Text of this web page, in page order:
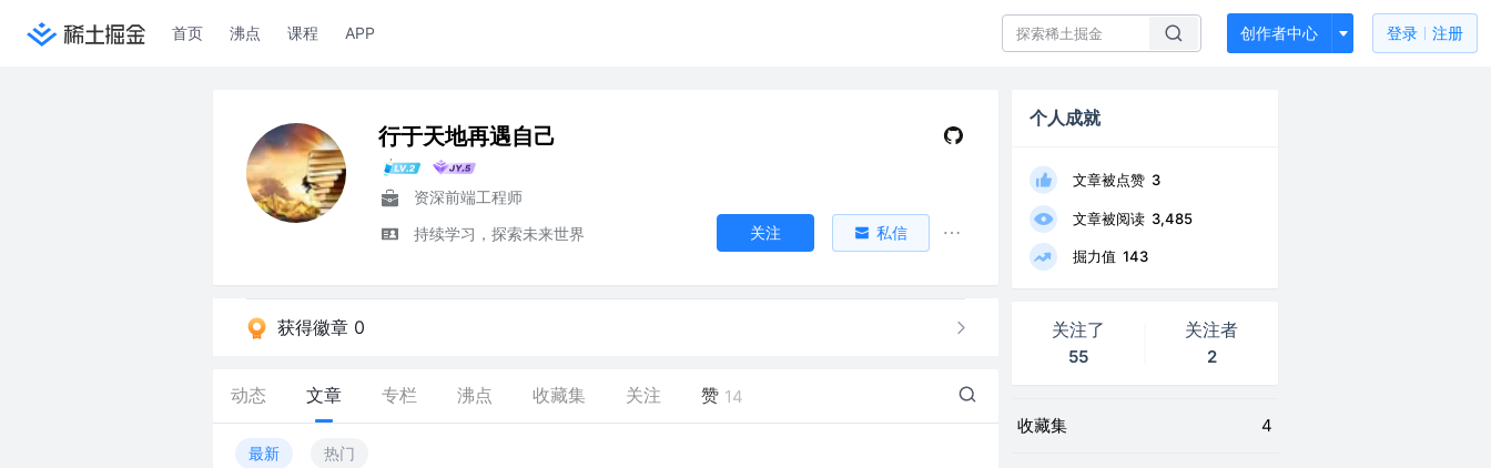
首页 沸点 课程 APP 创作者中心 登录 注册
行于天地再遇自己
资深前端工程师
持续学习，探索未来世界
关注 私信
获得徽章 0
动态 文章 专栏 沸点 收藏集 关注 赞 14
最新 热门
个人成就
文章被点赞 3
文章被阅读 3,485
掘力值 143
关注了
55
关注者
2
收藏集 4